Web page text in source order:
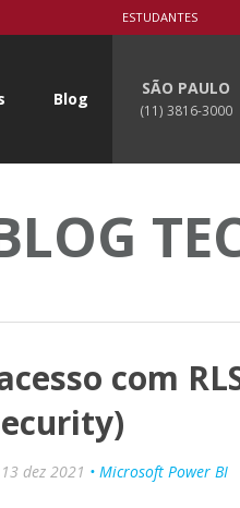
ESTUDANTES
Blog
SÃO PAULO
(11) 3816-3000
com
13 dez 2021 • Microsoft Power BI